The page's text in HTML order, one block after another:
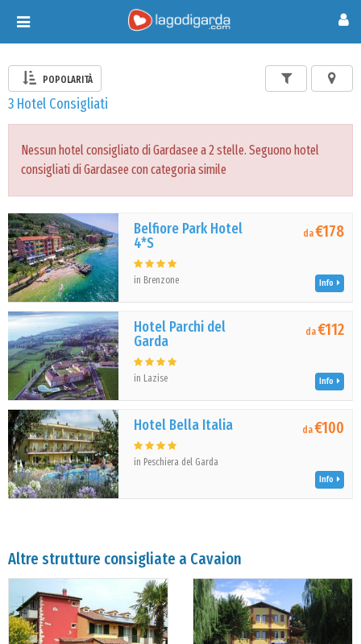
Toggle
navigation
POPOLARITÀ
3 Hotel Consigliati
Nessun hotel consigliato di Gardasee a 2 stelle. Seguono hotel
consigliati di Gardasee con categoria simile
Belfiore Park Hotel
4*S
in Brenzone
da€178
Info
Hotel Parchi del
Garda
in Lazise
da€112
Info
Hotel Bella Italia
in Peschiera del Garda
da€100
Info
Altre strutture consigliate a Cavaion